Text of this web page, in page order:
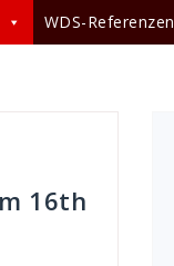
WDS-Referenzen
16th